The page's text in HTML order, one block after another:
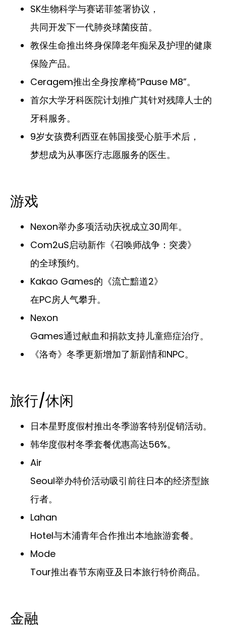
SK生物科学与赛诺菲签署协议，
共同开发下一代肺炎球菌疫苗。
教保生命推出终身保障老年痴呆及护理的健康
保险产品。
Ceragem推出全身按摩椅“Pause M8”。
首尔大学牙科医院计划推广其针对残障人士的
牙科服务。
9岁女孩费利西亚在韩国接受心脏手术后，
梦想成为从事医疗志愿服务的医生。
游戏
Nexon举办多项活动庆祝成立30周年。
Com2uS启动新作《召唤师战争：突袭》
的全球预约。
Kakao Games的《流亡黯道2》
在PC房人气攀升。
Nexon
Games通过献血和捐款支持儿童癌症治疗。
《洛奇》冬季更新增加了新剧情和NPC。
旅行/休闲
日本星野度假村推出冬季游客特别促销活动。
韩华度假村冬季套餐优惠高达56%。
Air
Seoul举办特价活动吸引前往日本的经济型旅
行者。
Lahan
Hotel与木浦青年合作推出本地旅游套餐。
Mode
Tour推出春节东南亚及日本旅行特价商品。
金融